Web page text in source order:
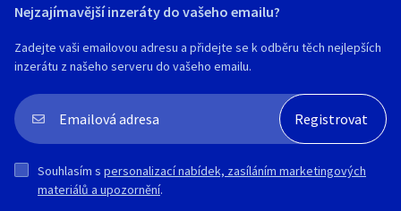
Nejzajímavější inzeráty do vašeho emailu?
Zadejte vaši emailovou adresu a přidejte se k odběru těch nejlepších
inzerátu z našeho serveru do vašeho emailu.
Souhlasím s personalizací nabídek, zasíláním marketingových
materiálů a upozornění.